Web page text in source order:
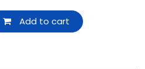
Add to cart